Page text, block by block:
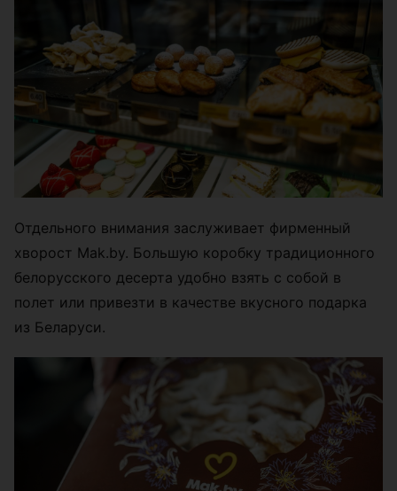
Отдельного внимания заслуживает фирменный
хворост Mak.by. Большую коробку традиционного
белорусского десерта удобно взять с собой в
полет или привезти в качестве вкусного подарка
из Беларуси.